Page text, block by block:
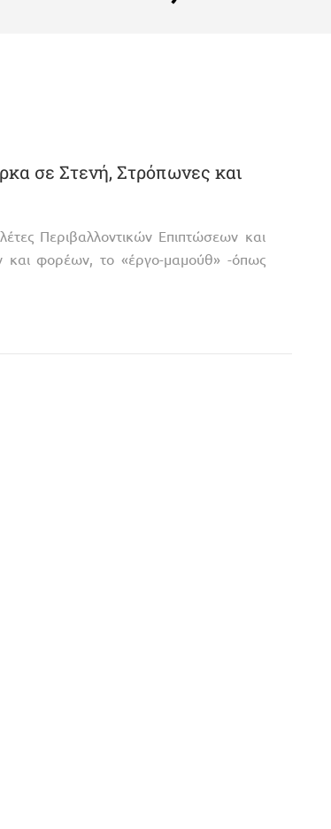
σε Στενή, Στρόπωνες και
Περιβαλλοντικών Επιπτώσεων και
και φορέων, το «έργο-μαμούθ» -όπως